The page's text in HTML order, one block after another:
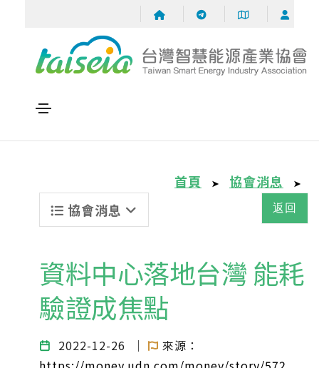
首頁 ➤ 協會消息 ➤
協會消息 返回
資料中心落地台灣 能耗
驗證成焦點
2022-12-26 ｜
來源：